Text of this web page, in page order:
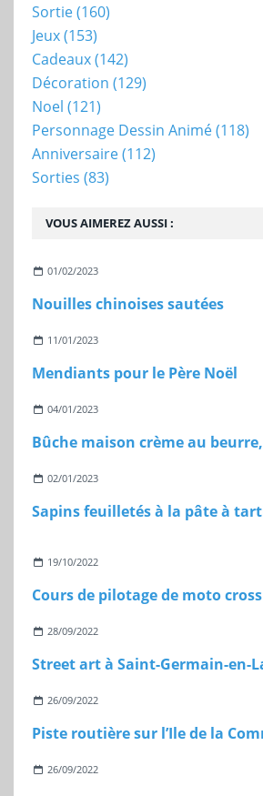
VOUS AIMEREZ AUSSI :
01/02/2023
Nouilles chinoises sautées
11/01/2023
Mendiants pour le Père Noël
04/01/2023
02/01/2023
19/10/2022
Cours de pilotage de moto cross
28/09/2022
26/09/2022
26/09/2022
Sortie(160)
Jeux(153)
Cadeaux(142)
Décoration (129)
Noel (121)
Personnage Dessin Animé(118)
Anniversaire(112)
Sorties (83)